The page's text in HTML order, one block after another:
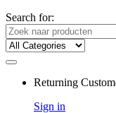
Search for:
Returning
Sign in